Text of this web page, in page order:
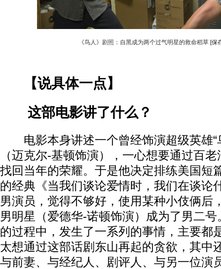
《鸟人》剧照：自黑成为两个过气明星的救命稻草 [保
【说具体一点】
这部电影讲了什么？
电影本身讲述一个曾经饰演超级英雄“
（迈克尔-基顿饰演），一心想要通过百
找回当年的荣耀。于是他决定排练美国短
的经典《当我们谈论爱情时，我们在谈论
男演员，觉得不够好，使用某种小伎俩后
男明星（爱德华-诺顿饰演）成为了男二
的过程中，发生了一系列的事情，主要都
太想通过这部话剧东山再起的贪欲，其中
与前妻、与经纪人、剧评人、与另一位演